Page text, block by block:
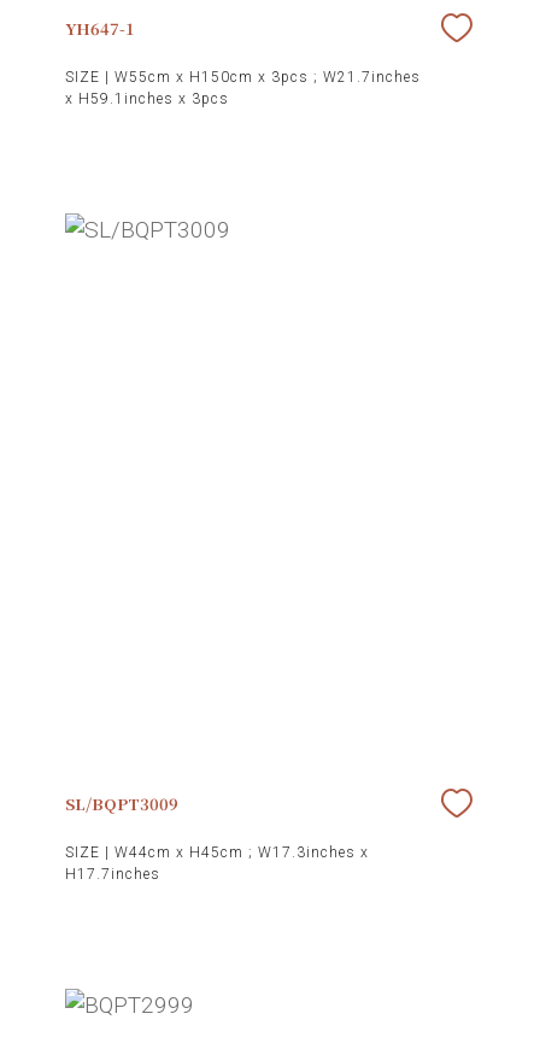
YH647-1
SIZE | W55cm x H150cm x 3pcs ; W21.7inches
x H59.1inches x 3pcs
SL/BQPT3009
SIZE | W44cm x H45cm ; W17.3inches x
H17.7inches